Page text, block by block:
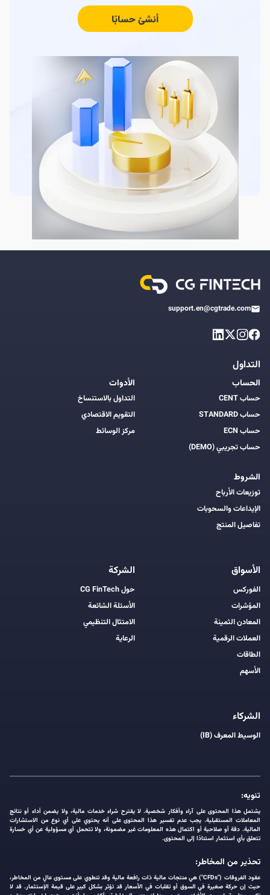
أنشئ حسابًا
support.en@cgtrade.com
التداول
الحساب
حساب CENT
حساب STANDARD
حساب ECN
حساب تجريبي (DEMO)
الشروط
توزيعات الأرباح
الإيداعات والسحوبات
تفاصيل المنتج
الأدوات
التداول بالاستنساخ
التقويم الاقتصادي
مركز الوسائط
الأسواق
الفوركس
المؤشرات
المعادن الثمينة
العملات الرقمية
الطاقات
الأسهم
الشركة
حول CG FinTech
الأسئلة الشائعة
الامتثال التنظيمي
الرعاية
الشركاء
الوسيط المعرف (IB)
تنويه:
يشتمل هذا المحتوى على آراء وأفكار شخصية. لا يقترح شراء خدمات مالية، ولا يضمن أداء أو نتائج
المعاملات المستقبلية. يجب عدم تفسير هذا المحتوى على أنه يحتوي على أي نوع من الاستشارات
المالية. دقة أو صلاحية أو اكتمال هذه المعلومات غير مضمونة، ولا تتحمل أي مسؤولية عن أي خسارة
تتعلق بأي استثمار استنادًا إلى المحتوى.
تحذير من المخاطر:
عقود الفروقات ("CFDs") هي منتجات مالية ذات رافعة مالية وقد تنطوي على مستوى عالٍ من المخاطر،
حيث إن حركة صغيرة في السوق أو تقلبات في الأسعار قد تؤثر بشكل كبير على قيمة الإستثمار. قد لا